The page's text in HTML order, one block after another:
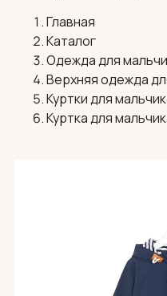
Главная
Каталог
Одежда для
Верхняя одежда
Куртки для
Куртка для